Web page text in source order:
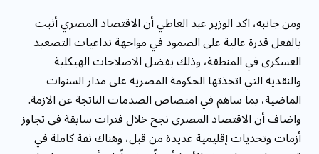
ومن جانبه، اكد الوزير عبد العاطي أن الاقتصاد المصري أثبت
بالفعل قدرة عالية على الصمود في مواجهة تداعيات التصعيد
العسكرى في المنطقة، وذلك بفضل الاصلاحات الهيكلية
والنقدية التي اتخذتها الحكومة المصرية على مدار السنوات
الماضية، بما ساهم في امتصاص الصدمات الناتجة عن الازمة.
واضاف أن الاقتصاد المصرى نجح خلال فترات سابقة فى تجاوز
أزمات وتحديات إقليمية عديدة من قبل، وهناك ثقة كاملة في